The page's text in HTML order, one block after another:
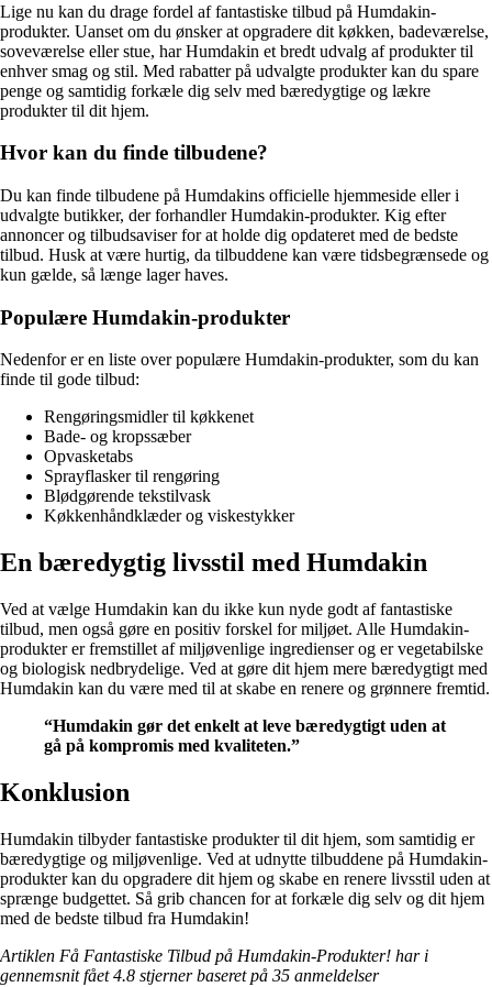
Lige nu kan du drage fordel af fantastiske tilbud på Humdakin-
produkter. Uanset om du ønsker at opgradere dit køkken, badeværelse,
soveværelse eller stue, har Humdakin et bredt udvalg af produkter til
enhver smag og stil. Med rabatter på udvalgte produkter kan du spare
penge og samtidig forkæle dig selv med bæredygtige og lækre
produkter til dit hjem.
Hvor kan du finde tilbudene?
Du kan finde tilbudene på Humdakins officielle hjemmeside eller i
udvalgte butikker, der forhandler Humdakin-produkter. Kig efter
annoncer og tilbudsaviser for at holde dig opdateret med de bedste
tilbud. Husk at være hurtig, da tilbuddene kan være tidsbegrænsede og
kun gælde, så længe lager haves.
Populære Humdakin-produkter
Nedenfor er en liste over populære Humdakin-produkter, som du kan
finde til gode tilbud:
Rengøringsmidler til køkkenet
Bade- og kropssæber
Opvasketabs
Sprayflasker til rengøring
Blødgørende tekstilvask
Køkkenhåndklæder og viskestykker
En bæredygtig livsstil med Humdakin
Ved at vælge Humdakin kan du ikke kun nyde godt af fantastiske
tilbud, men også gøre en positiv forskel for miljøet. Alle Humdakin-
produkter er fremstillet af miljøvenlige ingredienser og er vegetabilske
og biologisk nedbrydelige. Ved at gøre dit hjem mere bæredygtigt med
Humdakin kan du være med til at skabe en renere og grønnere fremtid.
“Humdakin gør det enkelt at leve bæredygtigt uden at
gå på kompromis med kvaliteten.”
Konklusion
Humdakin tilbyder fantastiske produkter til dit hjem, som samtidig er
bæredygtige og miljøvenlige. Ved at udnytte tilbuddene på Humdakin-
produkter kan du opgradere dit hjem og skabe en renere livsstil uden at
sprænge budgettet. Så grib chancen for at forkæle dig selv og dit hjem
med de bedste tilbud fra Humdakin!
Artiklen Få Fantastiske Tilbud på Humdakin-Produkter! har i
gennemsnit fået4.8 stjerner baseret på 35 anmeldelser